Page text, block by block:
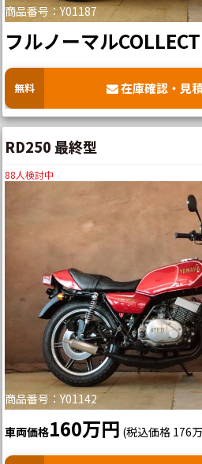
商品番号：Y01187
フルノーマル
無料 在庫確認・見
RD250 最終型
88人検討中
商品番号：Y01142
車両価格160万円 (税込価格 176